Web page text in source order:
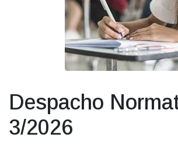
Despacho
3/2026